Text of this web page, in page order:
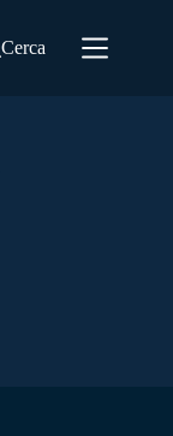
Cerca